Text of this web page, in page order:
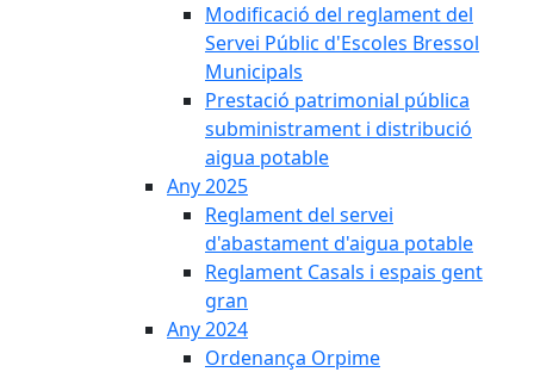
Modificació del reglament del
Servei Públic d'Escoles Bressol
Municipals
Prestació patrimonial pública
subministrament i distribució
aigua potable
Any 2025
Reglament del servei
d'abastament d'aigua potable
Reglament Casals i espais gent
gran
Any 2024
Ordenança Orpime